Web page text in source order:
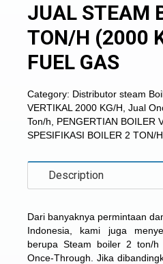
JUAL STEAM
TON/H (2000
FUEL GAS
Category: Distributor steam
VERTIKAL 2000 KG/H Jual
Ton/h
PENGERTIAN BOILER
SPESIFIKASI BOILER 2 TON/H
Description
Dari banyaknya permintaan
Indonesia, kami juga
berupa Steam boiler 2 ton/h
Once-Through. Jika